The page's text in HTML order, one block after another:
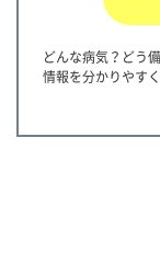
どんな病気？どう
情報を分かりやす